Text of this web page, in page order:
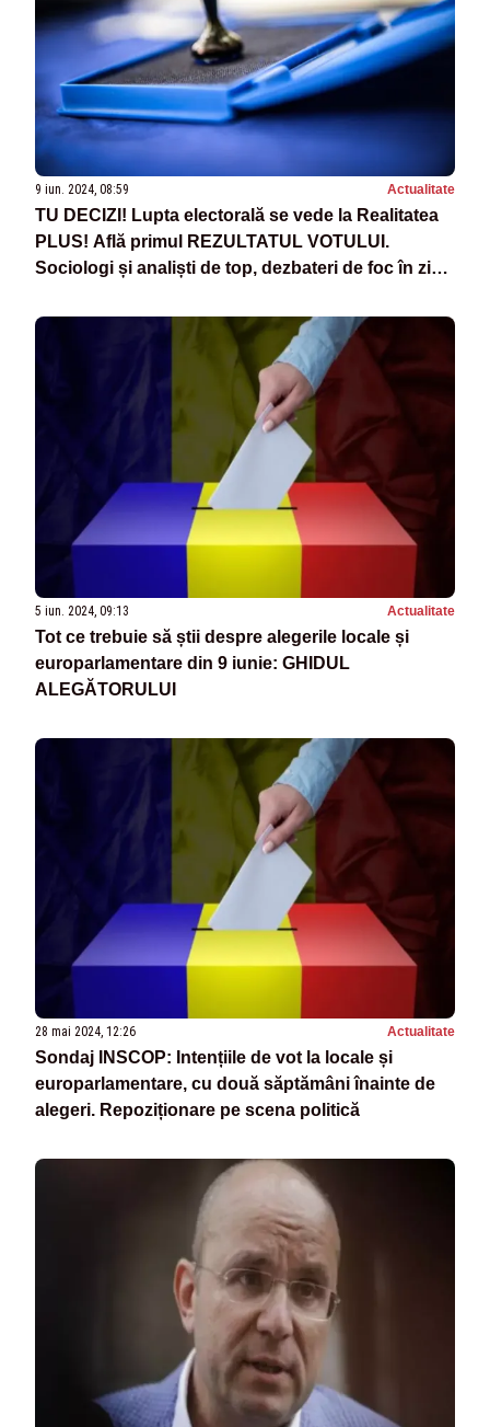
9 iun. 2024, 08:59 Actualitate
TU DECIZI! Lupta electorală se vede la Realitatea
PLUS! Află primul REZULTATUL VOTULUI.
Sociologi și analiști de top, dezbateri de foc în ziua
5 iun. 2024, 09:13 Actualitate
Tot ce trebuie să știi despre alegerile locale și
europarlamentare din 9 iunie: GHIDUL
ALEGĂTORULUI
28 mai 2024, 12:26 Actualitate
Sondaj INSCOP: Intențiile de vot la locale și
europarlamentare, cu două săptămâni înainte de
alegeri. Repoziționare pe scena politică